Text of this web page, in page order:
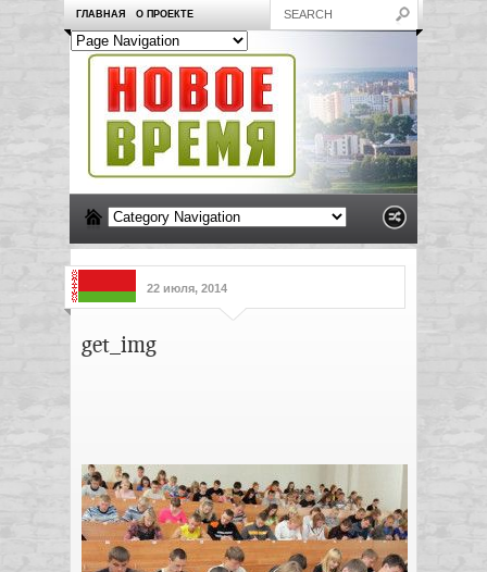
ГЛАВНАЯ О ПРОЕКТЕ
22 июля, 2014
get_img